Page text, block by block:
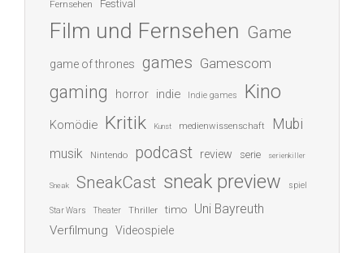
Fernsehen Festival
Film und Fernsehen Game
game of thrones games Gamescom
gaming horror indie Indie games Kino
Komödie Kritik Kunst medienwissenschaft Mubi
musik Nintendo podcast review serie serienkiller
Sneak SneakCast sneak preview spiel
Star Wars Theater Thriller timo Uni Bayreuth
Verfilmung Videospiele